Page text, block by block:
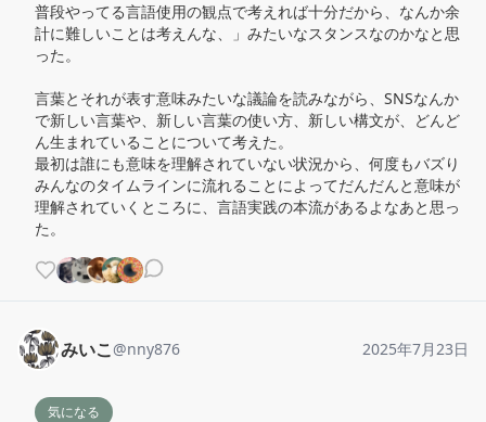
普段やってる言語使用の観点で考えれば十分だから、なんか余
計に難しいことは考えんな、」みたいなスタンスなのかなと思
った。
言葉とそれが表す意味みたいな議論を読みながら、SNSなんか
で新しい言葉や、新しい言葉の使い方、新しい構文が、どんど
ん生まれていることについて考えた。
最初は誰にも意味を理解されていない状況から、何度もバズり
みんなのタイムラインに流れることによってだんだんと意味が
理解されていくところに、言語実践の本流があるよなあと思っ
た。
みいこ@nny876 2025年7月23日
気になる